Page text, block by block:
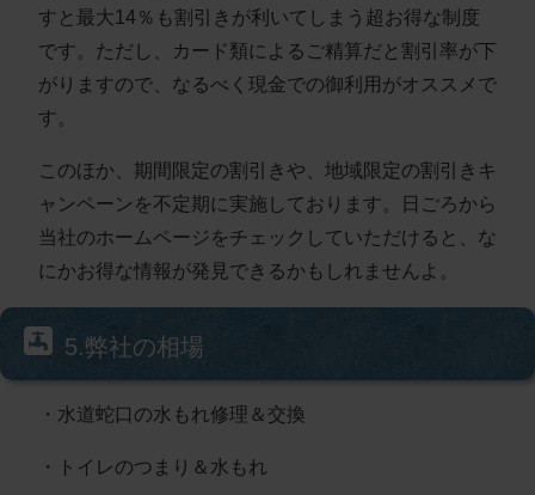
すと最大14％も割引きが利いてしまう超お得な制度
です。ただし、カード類によるご精算だと割引率が下
がりますので、なるべく現金での御利用がオススメで
す。
このほか、期間限定の割引きや、地域限定の割引きキ
ャンペーンを不定期に実施しております。日ごろから
当社のホームページをチェックしていただけると、な
にかお得な情報が発見できるかもしれませんよ。
5.弊社の相場
・水道蛇口の水もれ修理＆交換
・トイレのつまり＆水もれ